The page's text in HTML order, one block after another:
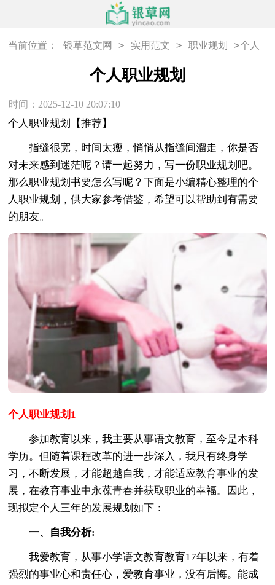
当前位置： 银草范文网 > 实用范文 > 职业规划 >个人
个人职业规划
时间：2025-12-10 20:07:10
个人职业规划【推荐】
指缝很宽，时间太瘦，悄悄从指缝间溜走，你是否
对未来感到迷茫呢？请一起努力，写一份职业规划吧。
那么职业规划书要怎么写呢？下面是小编精心整理的个
人职业规划，供大家参考借鉴，希望可以帮助到有需要
的朋友。
个人职业规划1
参加教育以来，我主要从事语文教育，至今是本科
学历。但随着课程改革的进一步深入，我只有终身学
习，不断发展，才能超越自我，才能适应教育事业的发
展，在教育事业中永葆青春并获取职业的幸福。因此，
现拟定个人三年的发展规划如下：
一、自我分析:
我爱教育，从事小学语文教育教育17年以来，有着
强烈的事业心和责任心，爱教育事业，没有后悔。能成